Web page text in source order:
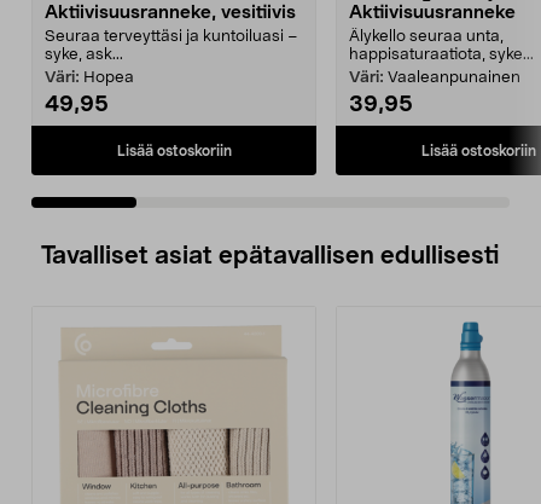
Aktiivisuusranneke, vesitiivis
Seuraa terveyttäsi ja kuntoiluasi –
syke, ask...
Väri: Hopea
49,95
Lisää ostoskoriin
Aktiivisuusranneke
Älykello seuraa unta,
happisaturaatiota, syke...
Väri: Vaaleanpunainen
39,95
Lisää ostoskoriin
Tavalliset asiat epätavallisen edullisesti